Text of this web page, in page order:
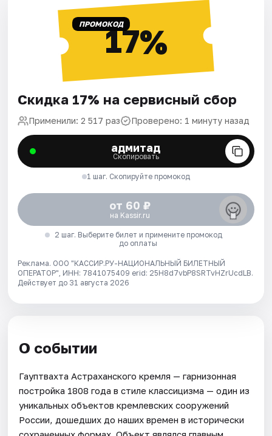
ПРОМОКОД17%
Скидка 17% на сервисный сбор
Применили: 2 517 раз Проверено: 1 минуту назад
адмитад
Скопировать
1 шаг. Скопируйте промокод
от 60 ₽
на Kassir.ru
2 шаг. Выберите билет и примените промокод
до оплаты
Реклама. ООО "КАССИР.РУ-НАЦИОНАЛЬНЫЙ БИЛЕТНЫЙ
ОПЕРАТОР", ИНН: 7841075409 erid: 25H8d7vbP8SRTvHZrUcdLB.
Действует до 31 августа 2026
О событии
Гауптвахта Астраханского кремля — гарнизонная
постройка 1808 года в стиле классицизма — один из
уникальных объектов кремлевских сооружений
России, дошедших до наших времен в исторически